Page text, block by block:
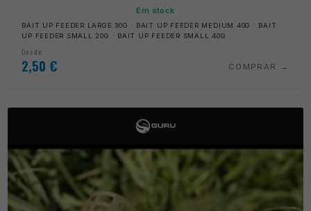
Em stock
BAIT UP FEEDER LARGE 30G · BAIT UP FEEDER MEDIUM 40G · BAIT
UP FEEDER SMALL 20G · BAIT UP FEEDER SMALL 40G
Desde
2,50 € COMPRAR